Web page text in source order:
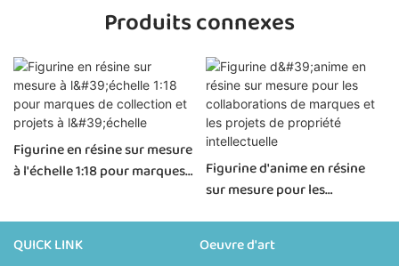
Produits connexes
Figurine en résine sur mesure
à l'échelle 1:18 pour marques
Figurine d'anime en résine
sur mesure pour les
intellectuelle
QUICK LINK
Oeuvre d'art